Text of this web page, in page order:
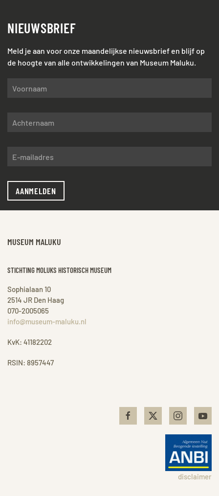
NIEUWSBRIEF
Meld je aan voor onze maandelijkse nieuwsbrief en blijf op
de hoogte van alle ontwikkelingen van Museum Maluku.
AANMELDEN
MUSEUM MALUKU
STICHTING MOLUKS HISTORISCH MUSEUM
Sophialaan 10
2514 JR Den Haag
070-2005065
info@museum-maluku.nl
KvK: 41182202
RSIN: 8957447
disclaimer